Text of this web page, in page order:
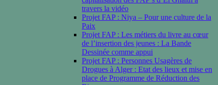
travers la vidéo
Projet FAP : Niya – Pour une culture de la
Paix
Projet FAP : Les métiers du livre au cœur
de l’insertion des jeunes : La Bande
Dessinée comme appui
Projet FAP : Personnes Usagères de
Drogues à Alger : Etat des lieux et mise en
place de Programme de Réduction des